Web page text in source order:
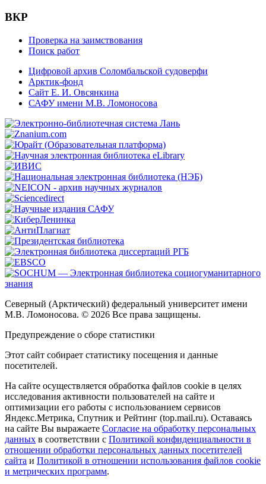
ВКР
Проверка на заимствования
Поиск работ
Цифровой архив Соломбальской судоверфи
Арктик-фонд
Сайт Е. И. Овсянкина
САФУ имени М.В. Ломоносова
Северный (Арктический) федеральный университет имени
М.В. Ломоносова. © 2026 Все права защищены.
Предупреждение о сборе статистики
Этот сайт собирает статистику посещения и данные
посетителей.
На сайте осуществляется обработка файлов cookie в целях
исследования активности пользователей на сайте и
оптимизации его работы с использованием сервисов
Яндекс.Метрика, Спутник и Рейтинг (top.mail.ru). Оставаясь
на сайте Вы выражаете Согласие на обработку персональных
данных в соответствии с Политикой конфиденциальности в
отношении обработки персональных данных посетителей
сайта и Политикой в отношении использования файлов cookie
и метрических программ.